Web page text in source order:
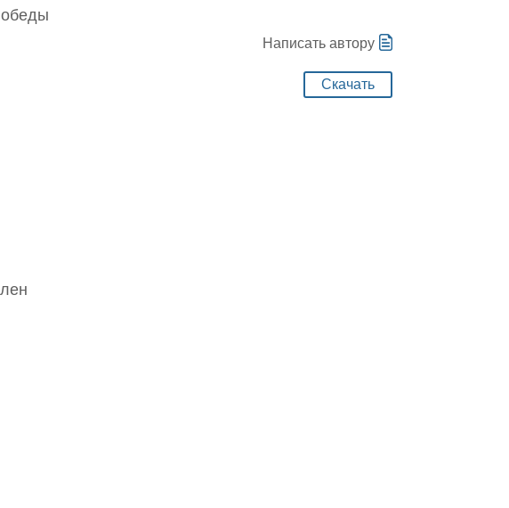
Написать автору
Скачать